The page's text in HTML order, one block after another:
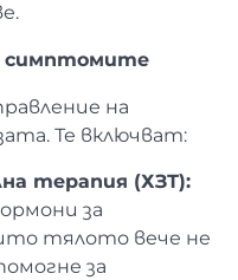
симптомите
на
Те включват:
терапия (ХЗТ):
за
тялото вече не
за